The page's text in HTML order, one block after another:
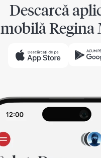
Descarcă
mobilă Regina